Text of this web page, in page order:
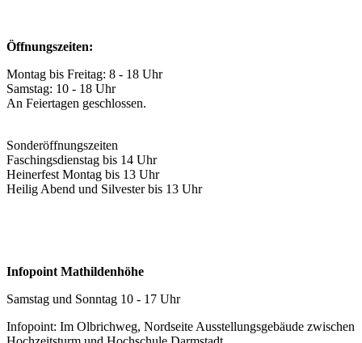
Öffnungszeiten:
Montag bis Freitag: 8 - 18 Uhr
Samstag: 10 - 18 Uhr
An Feiertagen geschlossen.
Sonderöffnungszeiten
Faschingsdienstag bis 14 Uhr
Heinerfest Montag bis 13 Uhr
Heilig Abend und Silvester bis 13 Uhr
Infopoint Mathildenhöhe
Samstag und Sonntag 10 - 17 Uhr
Infopoint: Im Olbrichweg, Nordseite Ausstellungsgebäude zwischen